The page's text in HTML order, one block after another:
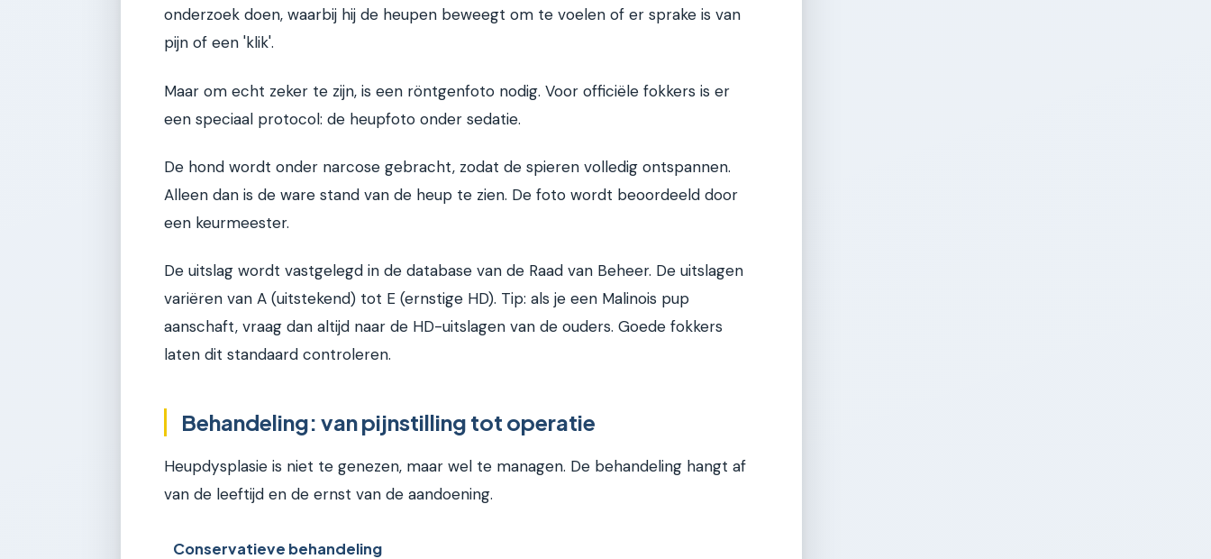
onderzoek doen, waarbij hij de heupen beweegt om te voelen of er sprake is van
pijn of een 'klik'.
Maar om echt zeker te zijn, is een röntgenfoto nodig. Voor officiële fokkers is er
een speciaal protocol: de heupfoto onder sedatie.
De hond wordt onder narcose gebracht, zodat de spieren volledig ontspannen.
Alleen dan is de ware stand van de heup te zien. De foto wordt beoordeeld door
een keurmeester.
De uitslag wordt vastgelegd in de database van de Raad van Beheer. De uitslagen
variëren van A (uitstekend) tot E (ernstige HD). Tip: als je een Malinois pup
aanschaft, vraag dan altijd naar de HD-uitslagen van de ouders. Goede fokkers
laten dit standaard controleren.
Behandeling: van pijnstilling tot operatie
Heupdysplasie is niet te genezen, maar wel te managen. De behandeling hangt af
van de leeftijd en de ernst van de aandoening.
Conservatieve behandeling